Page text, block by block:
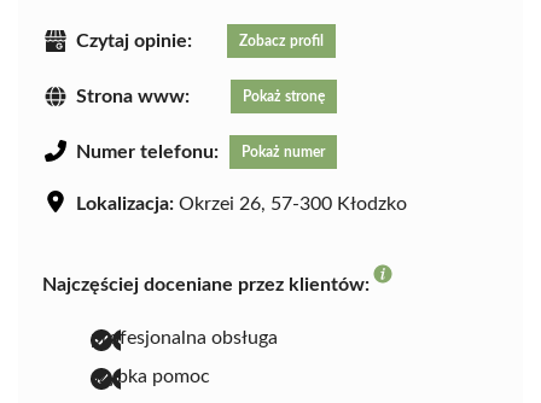
Czytaj opinie: Zobacz profil
Strona www: Pokaż stronę
Numer telefonu: Pokaż numer
Lokalizacja: Okrzei 26, 57-300 Kłodzko
Najczęściej doceniane przez klientów:
profesjonalna obsługa
szybka pomoc